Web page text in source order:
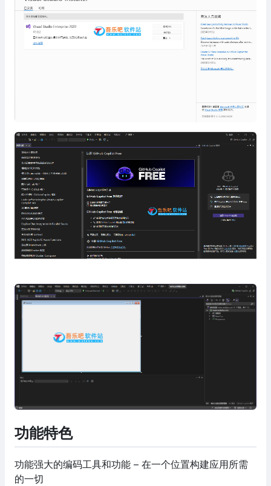
功能特色
功能强大的编码工具和功能 – 在一个位置构建应用所需
的一切